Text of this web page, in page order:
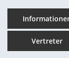
Vertreter